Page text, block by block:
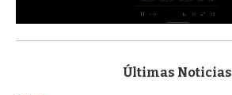
s
Últimas Noticias